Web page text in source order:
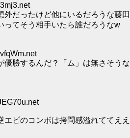
外だったけど他にいるだろうな藤田
ってそう相手いたら誰だろうなw
優勝するんだ？「ム」は無さそうな
ビのコンボは拷問感溢れててええ